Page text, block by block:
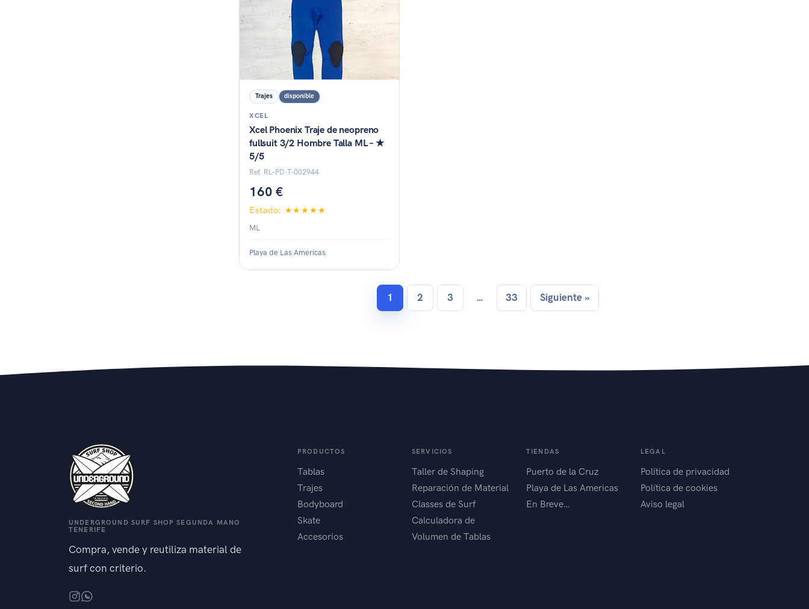
Trajes disponible
XCEL
Xcel Phoenix Traje de neopreno
fullsuit 3/2 Hombre Talla ML – ★
5/5
Ref. RL-PD-T-002944
160 €
Estado: ★★★★★
ML
Playa de Las Americas
1 2 3 … 33 Siguiente »
UNDERGROUND SURF SHOP SEGUNDA MANO
TENERIFE
Compra, vende y reutiliza material de
surf con criterio.
PRODUCTOS
Tablas
Trajes
Bodyboard
Skate
Accesorios
SERVICIOS
Taller de Shaping
Reparación de Material
Classes de Surf
Calculadora de
Volumen de Tablas
TIENDAS
Puerto de la Cruz
Playa de Las Americas
En Breve…
LEGAL
Política de privacidad
Política de cookies
Aviso legal